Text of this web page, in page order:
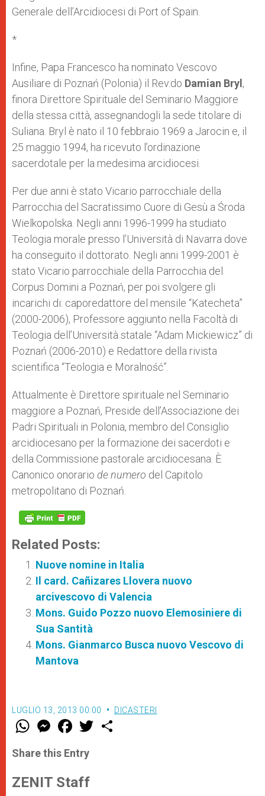
Generale dell’Arcidiocesi di Port of Spain.
*
Infine, Papa Francesco ha nominato Vescovo
Ausiliare di Poznań (Polonia) il Rev.do Damian Bryl ,
finora Direttore Spirituale del Seminario Maggiore
della stessa città, assegnandogli la sede titolare di
Suliana. Bryl è nato il 10 febbraio 1969 a Jarocin e, il
25 maggio 1994, ha ricevuto l’ordinazione
sacerdotale per la medesima arcidiocesi.
Per due anni è stato Vicario parrocchiale della
Parrocchia del Sacratissimo Cuore di Gesù a Środa
Wielkopolska. Negli anni 1996-1999 ha studiato
Teologia morale presso l’Università di Navarra dove
ha conseguito il dottorato. Negli anni 1999-2001 è
stato Vicario parrocchiale della Parrocchia del
Corpus Domini a Poznań, per poi svolgere gli
incarichi di: caporedattore del mensile “Katecheta”
(2000-2006), Professore aggiunto nella Facoltà di
Teologia dell’Università statale “Adam Mickiewicz” di
Poznań (2006-2010) e Redattore della rivista
scientifica “Teologia e Moralność”.
Attualmente è Direttore spirituale nel Seminario
maggiore a Poznań, Preside dell’Associazione dei
Padri Spirituali in Polonia, membro del Consiglio
arcidiocesano per la formazione dei sacerdoti e
della Commissione pastorale arcidiocesana. È
Canonico onorario de numero del Capitolo
metropolitano di Poznań.
Related Posts:
Nuove nomine in Italia
Il card. Cañizares Llovera nuovo
arcivescovo di Valencia
Mons. Guido Pozzo nuovo Elemosiniere di
Sua Santità
Mons. Gianmarco Busca nuovo Vescovo di
Mantova
LUGLIO 13, 2013 00:00 DICASTERI
W
t
s
p
p
M
e
s
e
g
e
F
a
e
b
o
k
w
Share this Entry
ZENIT Staff